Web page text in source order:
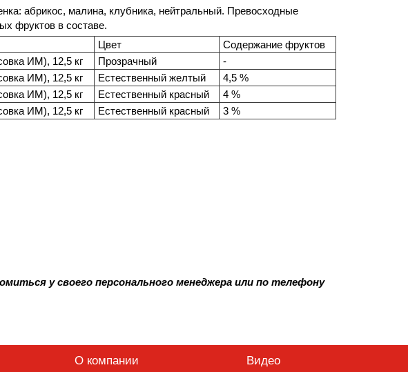
абрикос, малина, клубника, нейтральный. Превосходные
фруктов в составе.
Цвет
Содержание фруктов
ИМ), 12,5 кг Прозрачный
-
ИМ), 12,5 кг Естественный желтый
4,5 %
ИМ), 12,5 кг Естественный красный
4 %
ИМ), 12,5 кг Естественный красный 3 %
у своего персонального менеджера или по телефону
О компании Видео